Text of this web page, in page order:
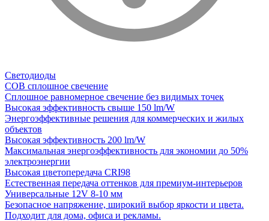
Светодиоды
COB сплошное свечение
Сплошное равномерное свечение без видимых точек
Высокая эффективность свыше 150 lm/W
Энергоэффективные решения для коммерческих и жилых
объектов
Высокая эффективность 200 lm/W
Максимальная энергоэффективность для экономии до 50%
электроэнергии
Высокая цветопередача CRI98
Естественная передача оттенков для премиум-интерьеров
Универсальные 12V 8-10 мм
Безопасное напряжение, широкий выбор яркости и цвета.
Подходит для дома, офиса и рекламы.